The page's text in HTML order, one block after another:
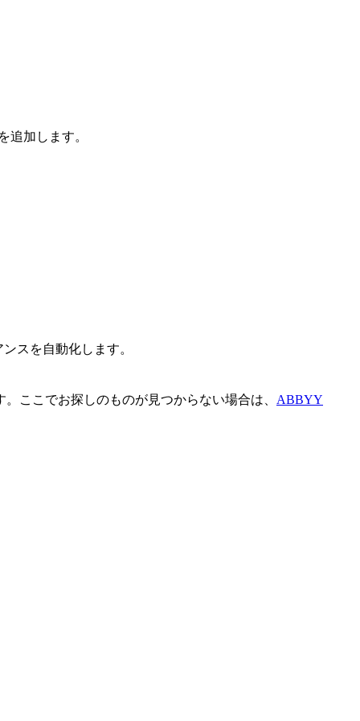
追加します。
スを自動化します。
ここでお探しのものが見つからない場合は、 ABBYY